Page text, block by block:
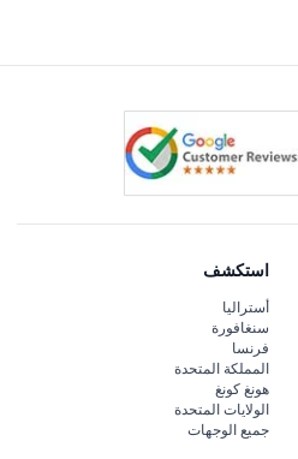
استكشف
أستراليا
سنغافورة
فرنسا
المملكة المتحدة
هونغ كونغ
الولايات المتحدة
جميع الوجهات